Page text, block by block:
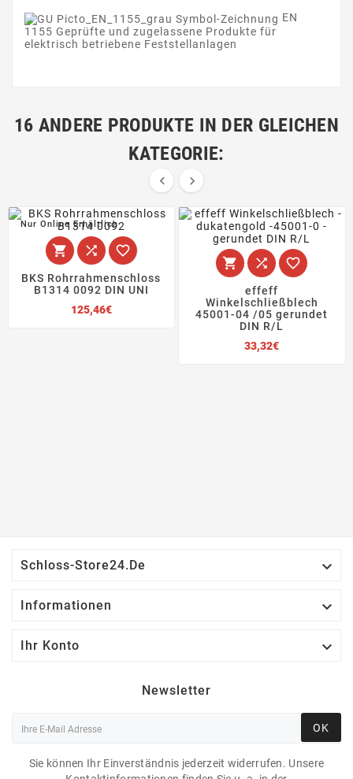
EN
1155 Geprüfte und zugelassene Produkte für
elektrisch betriebene Feststellanlagen
16 ANDERE PRODUKTE IN DER GLEICHEN
KATEGORIE:
 
Nur Online Erhältlich
  
BKS Rohrrahmenschloss
B1314 0092 DIN UNI
125,46€Preis
  
effeff
Winkelschließblech
45001-04 /05 gerundet
DIN R/L
33,32€Preis
Schloss-Store24.de 
Informationen 
Ihr Konto 
Newsletter
OK
Sie können Ihr Einverständnis jederzeit widerrufen. Unsere